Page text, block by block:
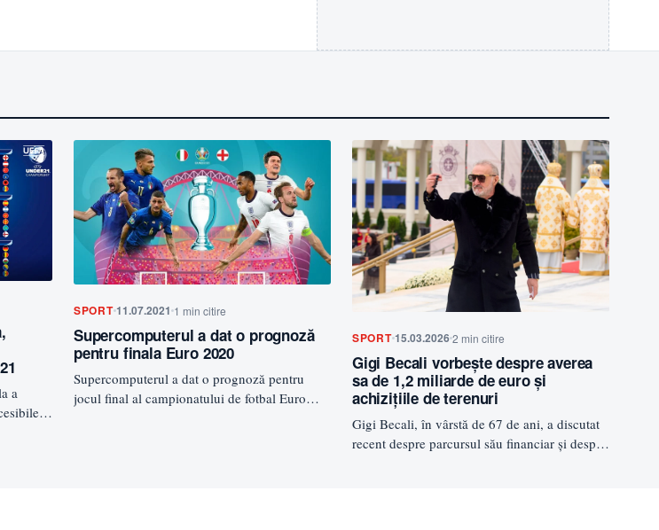
a
SPORT11.07.2021 1 min citire
Supercomputerul a dat o prognoză
pentru finala Euro 2020
Supercomputerul a dat o prognoză pentru
jocul final al campionatului de fotbal Euro
SPORT15.03.2026 2 min citire
Gigi Becali vorbește despre averea
sa de 1,2 miliarde de euro și
achizițiile de terenuri
Gigi Becali, în vârstă de 67 de ani, a discutat
recent despre parcursul său financiar și despre